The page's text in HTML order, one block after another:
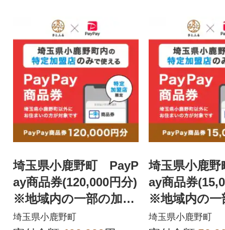
埼玉県小鹿野町 PayP
ay商品券(120,000円分)
※地域内の一部の加盟
店のみで利用可
埼玉県小鹿野町
埼玉県小鹿
ay商品券
※地域内の一
店のみで利用
埼玉県小鹿野町